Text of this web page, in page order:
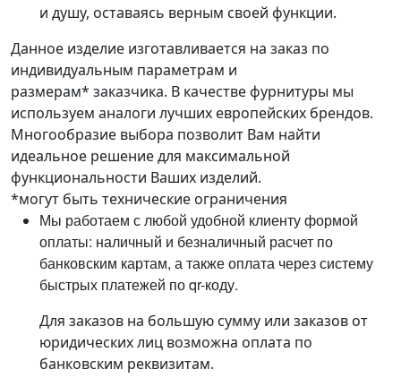
и душу, оставаясь верным своей функции.
Данное изделие изготавливается на заказ по
индивидуальным параметрам и
размерам* заказчика. В качестве фурнитуры мы
используем аналоги лучших европейских брендов.
Многообразие выбора позволит Вам найти
идеальное решение для максимальной
функциональности Ваших изделий.
*могут быть технические ограничения
Мы работаем с любой удобной клиенту формой
оплаты: наличный и безналичный расчет по
банковским картам, а также оплата через систему
быстрых платежей по qr-коду.
Для заказов на большую сумму или заказов от
юридических лиц возможна оплата по
банковским реквизитам.